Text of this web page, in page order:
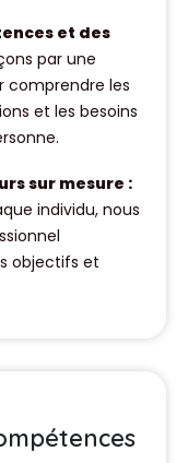
et des
par une
comprendre les
et les besoins
sur mesure :
individu, nous
objectifs et